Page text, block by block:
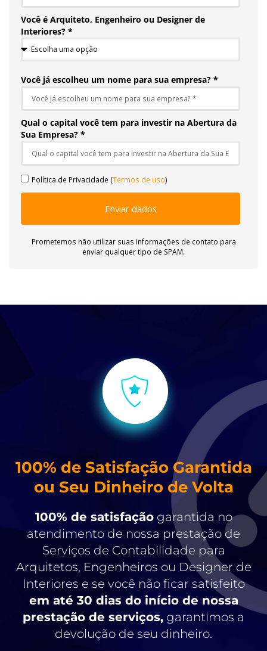
Você é Arquiteto, Engenheiro ou Designer de
Interiores? *
Você já escolheu um nome para sua empresa? *
Qual o capital você tem para investir na Abertura da
Sua Empresa? *
Política de Privacidade (Termos de uso)
Enviar dados
Prometemos não utilizar suas informações de contato para
enviar qualquer tipo de SPAM.
100% de Satisfação Garantida
ou Seu Dinheiro de Volta
100% de satisfaçãogarantida no
atendimento de nossa prestação de
Serviços de Contabilidade para
Arquitetos, Engenheiros ou Designer de
Interiores e se você não ficar satisfeito
em até 30 dias do início de nossa
prestação de serviços, garantimos a
devolução de seu dinheiro.